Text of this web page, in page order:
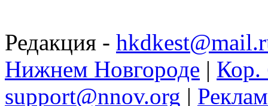
Редакция -
Нижнем Новгороде | Кор.
support@nnov.org |